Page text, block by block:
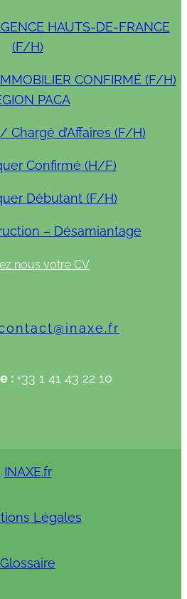
HAUTS-DE-FRANCE
(F/H)
CONFIRMÉ (F/H)
PACA
Chargé d’Affaires (F/H)
Confirmé (H/F)
Débutant (F/H)
– Désamiantage
nous votre CV
: +33 1 41 43 22 10
INAXE.fr
Légales
Glossaire